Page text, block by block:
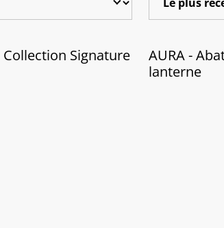
Collection Signature
AURA -
lanterne